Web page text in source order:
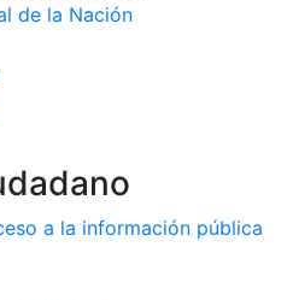
de la Nación
a la información pública